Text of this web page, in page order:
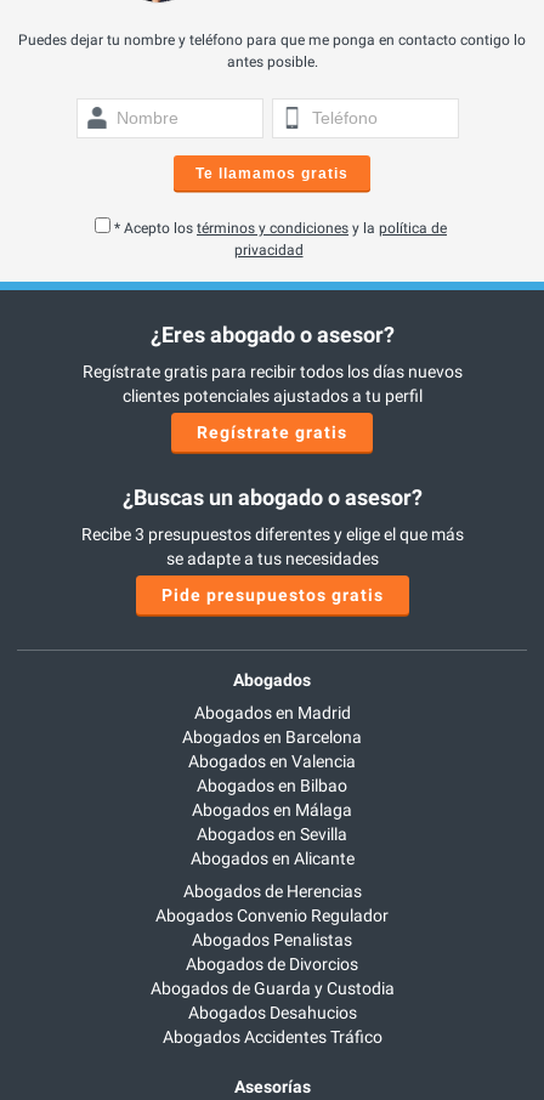
Puedes dejar tu nombre y teléfono para que me ponga en contacto contigo lo
antes posible.
Te llamamos gratis
* Acepto los términos y condiciones y la política de
privacidad
¿Eres abogado o asesor?
Regístrate gratis para recibir todos los días nuevos
clientes potenciales ajustados a tu perfil
Regístrate gratis
¿Buscas un abogado o asesor?
Recibe 3 presupuestos diferentes y elige el que más
se adapte a tus necesidades
Pide presupuestos gratis
Abogados
Abogados en Madrid
Abogados en Barcelona
Abogados en Valencia
Abogados en Bilbao
Abogados en Málaga
Abogados en Sevilla
Abogados en Alicante
Abogados de Herencias
Abogados Convenio Regulador
Abogados Penalistas
Abogados de Divorcios
Abogados de Guarda y Custodia
Abogados Desahucios
Abogados Accidentes Tráfico
Asesorías